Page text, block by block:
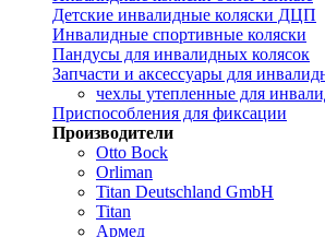
Детские инвалидные коляски ДЦП
Инвалидные спортивные коляски
Пандусы для инвалидных колясок
Запчасти и аксессуары для
чехлы утепленные для
Приспособления для фиксации
Производители
Otto Bock
Orliman
Titan Deutschland GmbH
Titan
Армед